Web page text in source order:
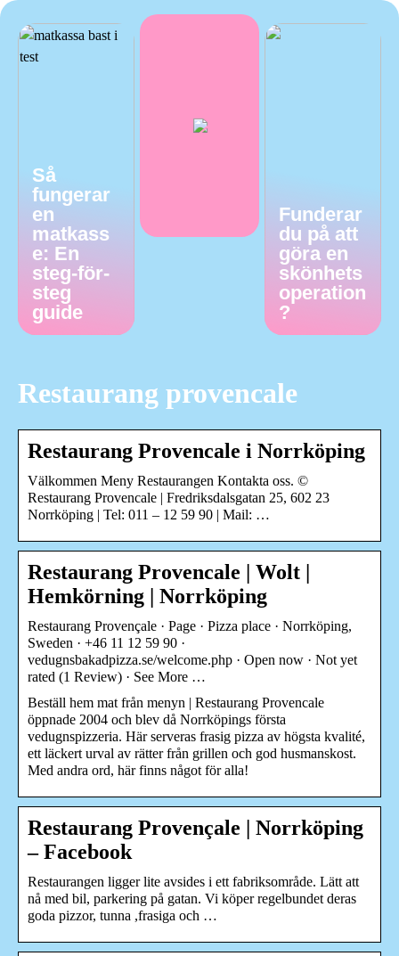
Så
fungerar
en
matkass
e: En
steg-för-
steg
guide
Funderar
du på att
göra en
skönhets
operation
?
Restaurang provencale
Restaurang Provencale i Norrköping
Välkommen Meny Restaurangen Kontakta oss. ©
Restaurang Provencale | Fredriksdalsgatan 25, 602 23
Norrköping | Tel: 011 – 12 59 90 | Mail: …
Restaurang Provencale | Wolt |
Hemkörning | Norrköping
Restaurang Provençale · Page · Pizza place · Norrköping,
Sweden · +46 11 12 59 90 ·
vedugnsbakadpizza.se/welcome.php · Open now · Not yet
rated (1 Review) · See More …
Beställ hem mat från menyn | Restaurang Provencale
öppnade 2004 och blev då Norrköpings första
vedugnspizzeria. Här serveras frasig pizza av högsta kvalité,
ett läckert urval av rätter från grillen och god husmanskost.
Med andra ord, här finns något för alla!
Restaurang Provençale | Norrköping
– Facebook
Restaurangen ligger lite avsides i ett fabriksområde. Lätt att
nå med bil, parkering på gatan. Vi köper regelbundet deras
goda pizzor, tunna ,frasiga och …